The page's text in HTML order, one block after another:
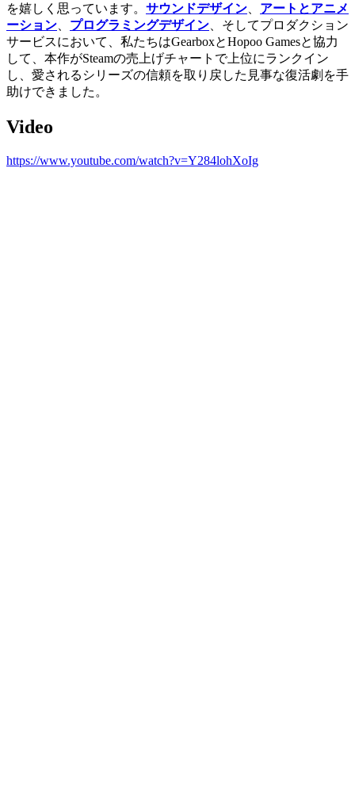
を嬉しく思っています。 サウンドデザイン
アートとアニメ
ーション
プログラミングデザイン 、そしてプロダクション
サービスにおいて、私たちはGearboxとHopoo Gamesと協力
して、本作がSteamの売上げチャートで上位にランクイン
し、愛されるシリーズの信頼を取り戻した見事な復活劇を手
助けできました。
Video
https://www.youtube.com/watch?v=Y284lohXoIg